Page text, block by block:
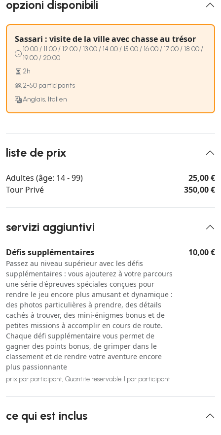
opzioni disponibili
Sassari : visite de la ville avec chasse au trésor
10:00 / 11:00 / 12:00 / 13:00 / 14:00 / 15:00 / 16:00 / 17:00 / 18:00 /
19:00 / 20:00
2h
2-50 participants
Anglais, Italien
liste de prix
Adultes (âge: 14 - 99)
25,00 €
Tour Privé
350,00 €
servizi aggiuntivi
Défis supplémentaires
Passez au niveau supérieur avec les défis
supplémentaires : vous ajouterez à votre parcours
une série d'épreuves spéciales conçues pour
rendre le jeu encore plus amusant et dynamique :
des photos particulières à prendre, des détails
cachés à trouver, des mini-énigmes bonus et de
petites missions à accomplir en cours de route.
Chaque défi supplémentaire vous permet de
gagner des points bonus, de grimper dans le
classement et de rendre votre aventure encore
plus passionnante
10,00 €
prix par participant, Quantite reservable: 1 par participant
ce qui est inclus